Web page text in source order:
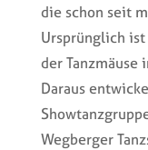
die schon seit
Ursprünglich
der Tanzmäuse
Daraus
Wegberger